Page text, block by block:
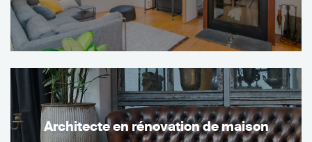
Architecte en rénovation de maison